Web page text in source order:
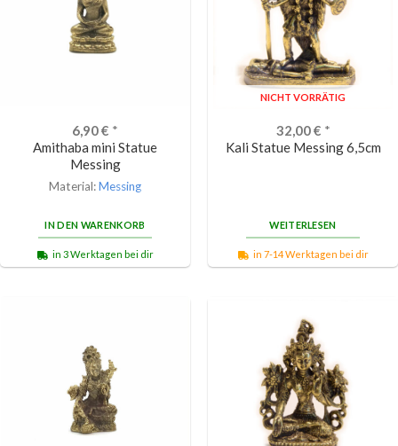
6,90€ *
Amithaba mini Statue
Messing
Material:Messing
IN DEN WARENKORB
in 3 Werktagen bei dir
NICHT VORRÄTIG
32,00€ *
Kali Statue Messing 6,5cm
WEITERLESEN
in 7-14 Werktagen bei dir